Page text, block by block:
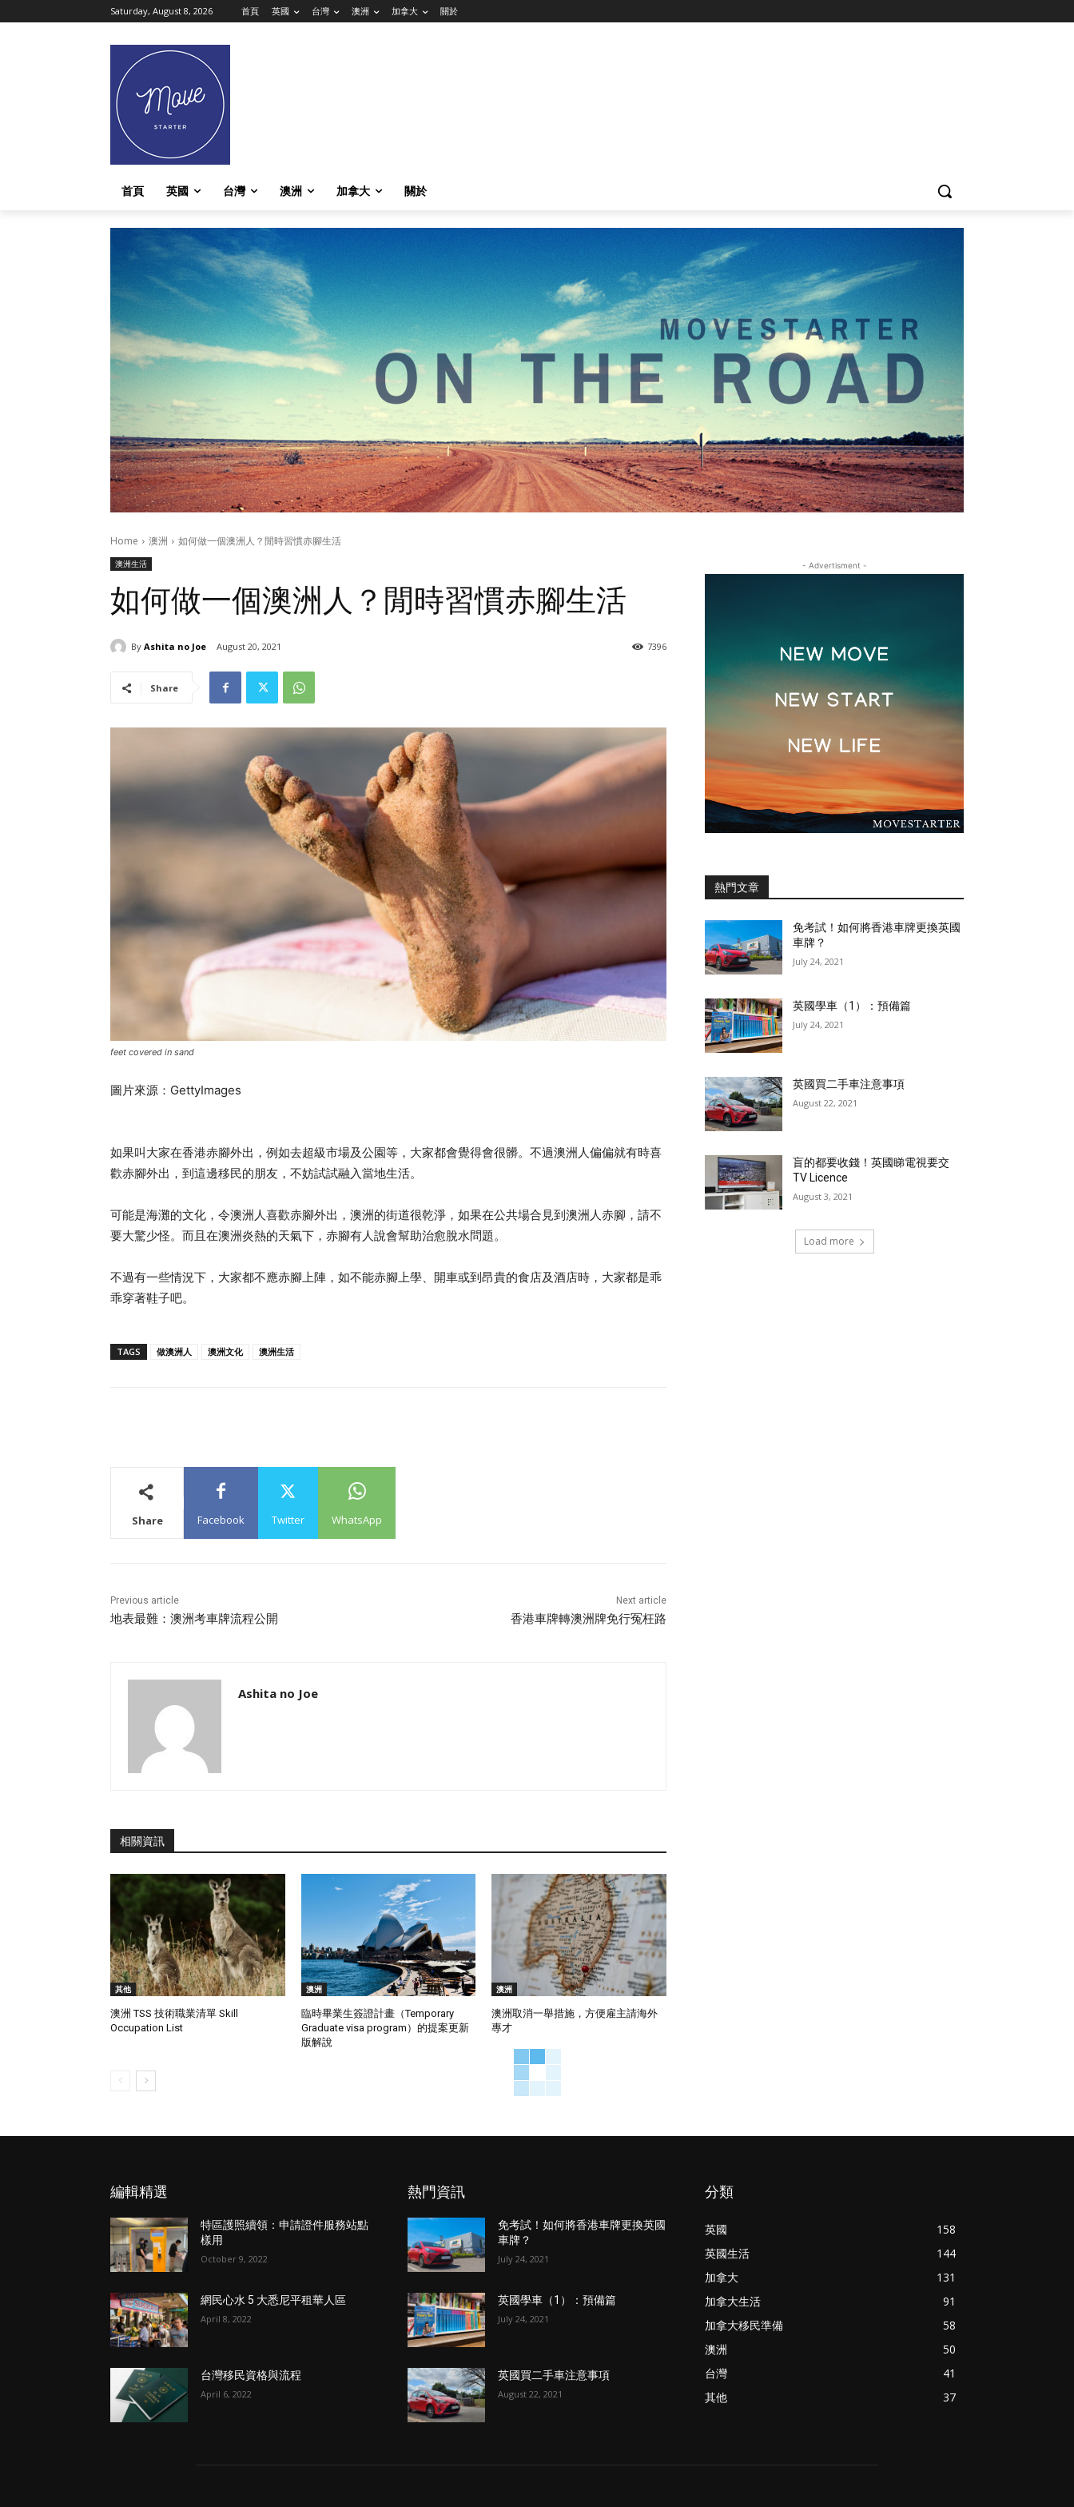
Saturday, August 8, 2026 首頁 英國 台灣 澳洲 加拿大 關於
首頁 英國 台灣 澳洲 加拿大 關於
Home 澳洲 如何做一個澳洲人？閒時習慣赤腳生活
澳洲生活
如何做一個澳洲人？閒時習慣赤腳生活
By Ashita no Joe August 20, 2021 7396
Share
feet covered in sand
圖片來源：GettyImages
如果叫大家在香港赤腳外出，例如去超級市場及公園等，大家都會覺得會很髒。不過澳洲人偏偏就有時喜
歡赤腳外出，到這邊移民的朋友，不妨試試融入當地生活。
可能是海灘的文化，令澳洲人喜歡赤腳外出，澳洲的街道很乾淨，如果在公共場合見到澳洲人赤腳，請不
要大驚少怪。而且在澳洲炎熱的天氣下，赤腳有人說會幫助治愈脫水問題。
不過有一些情況下，大家都不應赤腳上陣，如不能赤腳上學、開車或到昂貴的食店及酒店時，大家都是乖
乖穿著鞋子吧。
TAGS 做澳洲人 澳洲文化 澳洲生活
Share Facebook Twitter WhatsApp
Previous article
地表最難：澳洲考車牌流程公開
Next article
香港車牌轉澳洲牌免行冤枉路
Ashita no Joe
相關資訊
其他
澳洲 TSS 技術職業清單 Skill
Occupation List
澳洲
臨時畢業生簽證計畫（Temporary
Graduate visa program）的提案更新
版解說
澳洲
澳洲取消一舉措施，方便雇主請海外
專才
- Advertisment -
熱門文章
免考試！如何將香港車牌更換英國
車牌？
July 24, 2021
英國學車（1）：預備篇
July 24, 2021
英國買二手車注意事項
August 22, 2021
盲的都要收錢！英國睇電視要交
TV Licence
August 3, 2021
Load more
編輯精選
特區護照續領：申請證件服務站點
樣用
October 9, 2022
網民心水 5 大悉尼平租華人區
April 8, 2022
台灣移民資格與流程
April 6, 2022
熱門資訊
免考試！如何將香港車牌更換英國
車牌？
July 24, 2021
英國學車（1）：預備篇
July 24, 2021
英國買二手車注意事項
August 22, 2021
分類
英國
158
英國生活
144
加拿大
131
加拿大生活
91
加拿大移民準備
58
澳洲
50
台灣
41
其他
37